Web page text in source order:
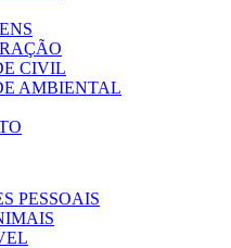
CIVIL
AMBIENTAL
PESSOAIS